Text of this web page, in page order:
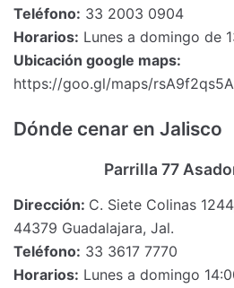
Teléfono: 33 2003 0904
Horarios: Lunes a domingo de
Ubicación google maps:
https://goo.gl/maps/
Dónde cenar en Jalisco
Parrilla 77
Dirección: C. Siete Colinas
44379 Guadalajara, Jal.
Teléfono: 33 3617 7770
Horarios: Lunes a domingo